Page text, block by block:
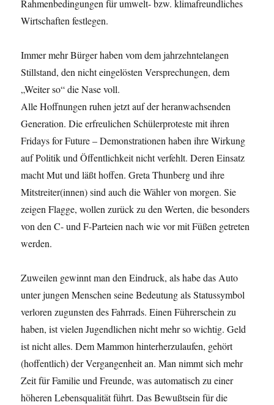
Rahmenbedingungen für umwelt- bzw. klimafreundliches
Wirtschaften festlegen.
Immer mehr Bürger haben vom dem jahrzehntelangen
Stillstand, den nicht eingelösten Versprechungen, dem
„Weiter so“ die Nase voll.
Alle Hoffnungen ruhen jetzt auf der heranwachsenden
Generation. Die erfreulichen Schülerproteste mit ihren
Fridays for Future – Demonstrationen haben ihre Wirkung
auf Politik und Öffentlichkeit nicht verfehlt. Deren Einsatz
macht Mut und läßt hoffen. Greta Thunberg und ihre
Mitstreiter(innen) sind auch die Wähler von morgen. Sie
zeigen Flagge, wollen zurück zu den Werten, die besonders
von den C- und F-Parteien nach wie vor mit Füßen getreten
werden.
Zuweilen gewinnt man den Eindruck, als habe das Auto
unter jungen Menschen seine Bedeutung als Statussymbol
verloren zugunsten des Fahrrads. Einen Führerschein zu
haben, ist vielen Jugendlichen nicht mehr so wichtig. Geld
ist nicht alles. Dem Mammon hinterherzulaufen, gehört
(hoffentlich) der Vergangenheit an. Man nimmt sich mehr
Zeit für Familie und Freunde, was automatisch zu einer
höheren Lebensqualität führt. Das Bewußtsein für die